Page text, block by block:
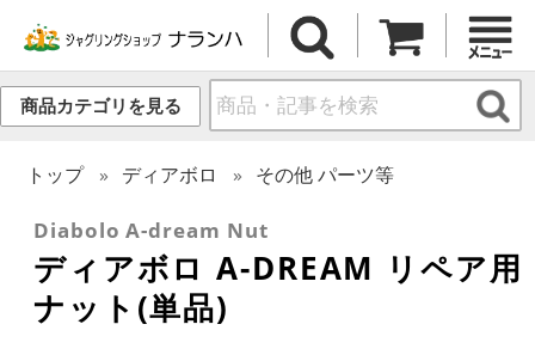
商品カテゴリを見る
トップ ディアボロ その他 パーツ等
Diabolo A-dream Nut
ディアボロ A-DREAM リペア用
ナット(単品)